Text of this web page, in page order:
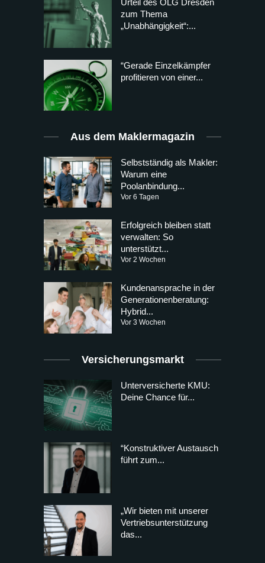
Urteil des OLG Dresden
zum Thema
„Unabhängigkeit“:...
“Gerade Einzelkämpfer
profitieren von einer...
Aus dem Maklermagazin
Selbstständig als Makler:
Warum eine
Poolanbindung...
Vor 6 Tagen
Erfolgreich bleiben statt
verwalten: So
unterstützt...
Vor 2 Wochen
Kundenansprache in der
Generationenberatung:
Hybrid...
Vor 3 Wochen
Versicherungsmarkt
Unterversicherte KMU:
Deine Chance für...
“Konstruktiver Austausch
führt zum...
„Wir bieten mit unserer
Vertriebsunterstützung
das...